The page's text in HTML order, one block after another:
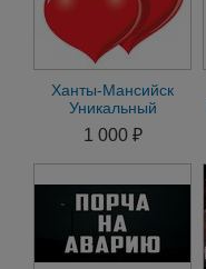
Ханты-Мансийск
Уникальный
Приворот на
Мужчину Приворот
на Женщину
1 000 ₽